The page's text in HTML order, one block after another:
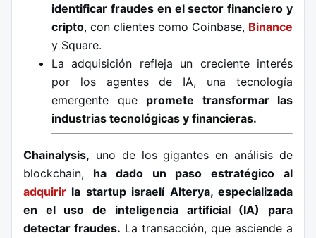
identificar fraudes en el sector financiero y
cripto, con clientes como Coinbase, Binance
y Square.
La adquisición refleja un creciente interés
por los agentes de IA, una tecnología
emergente que promete transformar las
industrias tecnológicas y financieras.
Chainalysis, uno de los gigantes en análisis de
blockchain, ha dado un paso estratégico al
adquirir la startup israelí Alterya, especializada
en el uso de inteligencia artificial (IA) para
detectar fraudes. La transacción, que asciende a